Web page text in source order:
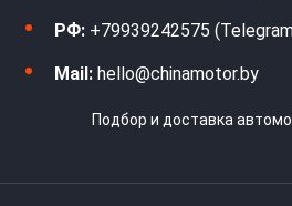
РФ: +79939242575
Mail: hello@chinamotor.by
Подбор и доставка